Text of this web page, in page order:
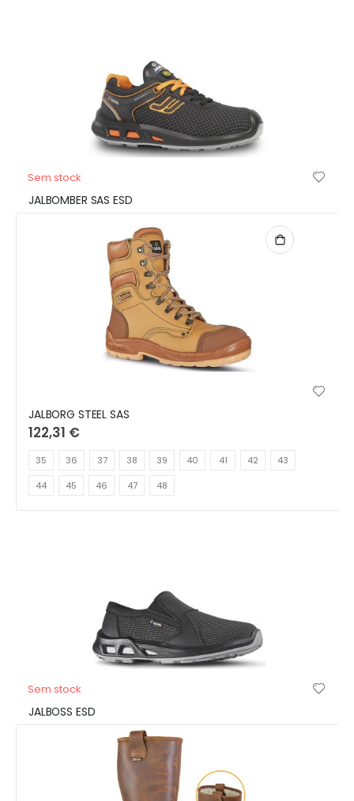
Sem stock
JALBOMBER SAS ESD
JALBORG STEEL SAS
122,31 €
35 36 37 38 39 40 41 42
43
44
45 46 47 48
Sem stock
JALBOSS ESD